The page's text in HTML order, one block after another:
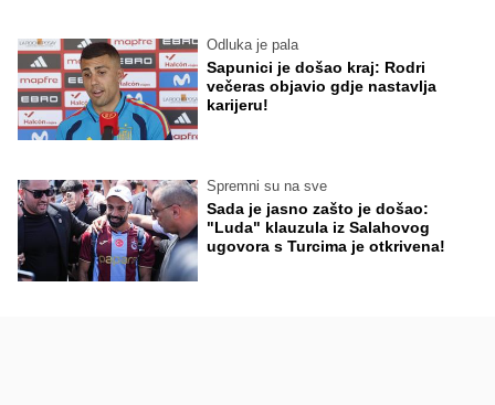
Odluka je pala
Sapunici je došao kraj: Rodri
večeras objavio gdje nastavlja
karijeru!
Spremni su na sve
Sada je jasno zašto je došao:
"Luda" klauzula iz Salahovog
ugovora s Turcima je otkrivena!